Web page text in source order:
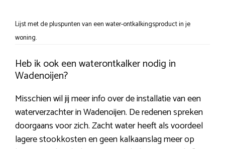
Lijst met de pluspunten van een water-ontkalkingsproduct in je
woning.
Heb ik ook een waterontkalker nodig in
Wadenoijen?
Misschien wil jij meer info over de installatie van een
waterverzachter in Wadenoijen. De redenen spreken
doorgaans voor zich. Zacht water heeft als voordeel
lagere stookkosten en geen kalkaanslag meer op